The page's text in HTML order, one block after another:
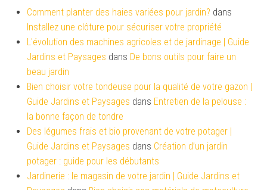
Comment planter des haies variées pour jardin? dans
Installez une clôture pour sécuriser votre propriété
L'évolution des machines agricoles et de jardinage | Guide
Jardins et Paysages dans De bons outils pour faire un
beau jardin
Bien choisir votre tondeuse pour la qualité de votre gazon |
Guide Jardins et Paysages dans Entretien de la pelouse :
la bonne façon de tondre
Des légumes frais et bio provenant de votre potager |
Guide Jardins et Paysages dans Création d’un jardin
potager : guide pour les débutants
Jardinerie : le magasin de votre jardin | Guide Jardins et